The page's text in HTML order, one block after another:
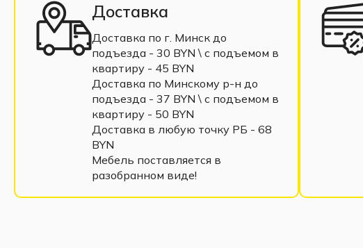
Доставка
Доставка по г. Минск до
подъезда - 30 BYN \ c подъемом в
квартиру - 45 BYN
Доставка по Минскому р-н до
подъезда - 37 BYN \ c подъемом в
квартиру - 50 BYN
Доставка в любую точку РБ - 68
BYN
Мебель поставляется в
разобранном виде!